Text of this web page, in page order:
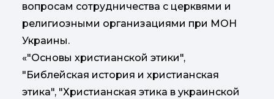
вопросам сотрудничества с церквями и
религиозными организациями при МОН
Украины.
«"Основы христианской этики",
"Библейская история и христианская
этика", "Христианская этика в украинской